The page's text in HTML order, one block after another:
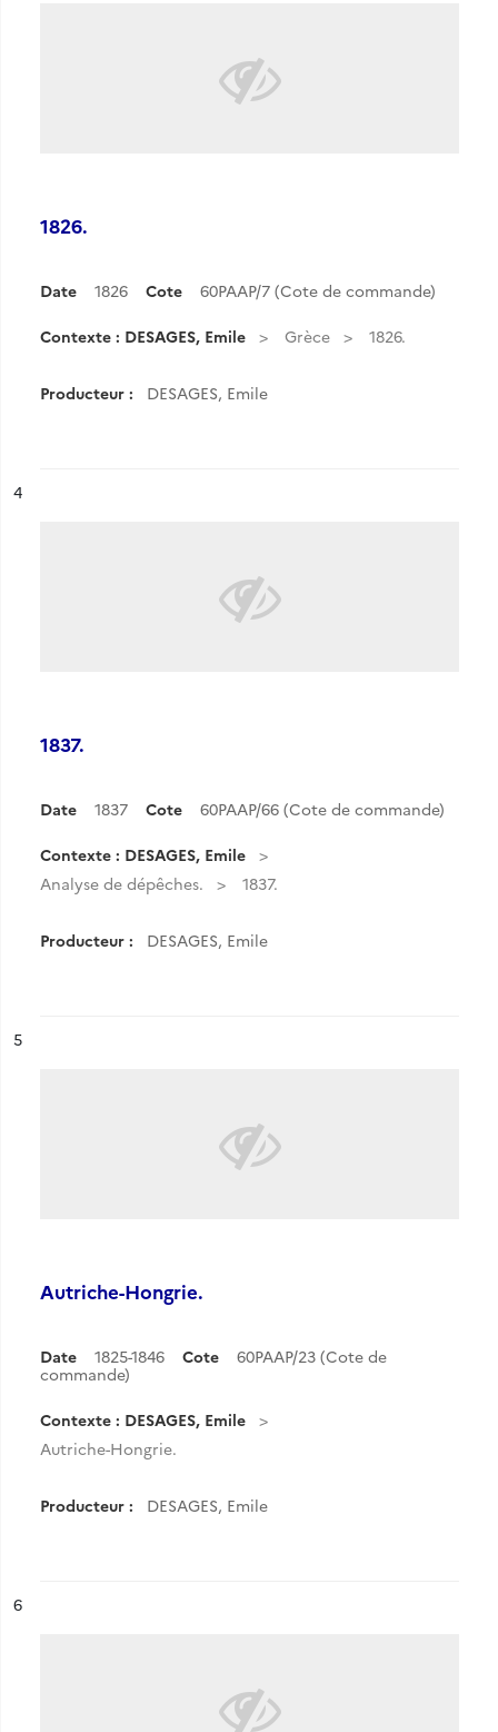
1826.
Date 1826 Cote 60PAAP/7 (Cote de commande)
Contexte : DESAGES, Emile Grèce 1826.
Producteur : DESAGES, Emile
n°
4
1837.
Date 1837 Cote 60PAAP/66 (Cote de commande)
Contexte : DESAGES, Emile
Analyse de dépêches.
1837.
Producteur : DESAGES, Emile
n°
5
Autriche-Hongrie.
Date 1825-1846 Cote
60PAAP/23 (Cote de
commande)
Contexte : DESAGES, Emile
Autriche-Hongrie.
Producteur : DESAGES, Emile
n°
6